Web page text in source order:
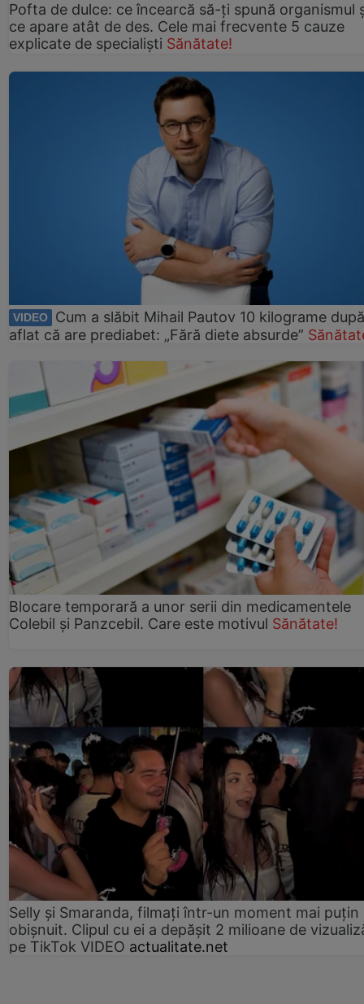
Pofta de dulce: ce încearcă să-ți spună organismul
ce apare atât de des. Cele mai frecvente 5 cauze
explicate de specialiști Sănătate!
VIDEO
Cum a slăbit Mihail Pautov 10 kilograme
aflat că are prediabet: „Fără diete absurde”
Blocare temporară a unor serii din medicamentele
Colebil și Panzcebil. Care este motivul Sănătate!
Selly și Smaranda, filmați într-un moment mai puțin
obișnuit. Clipul cu ei a depășit 2 milioane de
pe TikTok VIDEO actualitate.net